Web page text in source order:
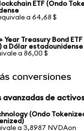
ETF (Ondo
a 64,68 $
Year Treasury Bond
a Dólar estadounidense
a 86,00 $
conversiones
avanzadas de activos
(Ondo
a 3,8987 NVDAon